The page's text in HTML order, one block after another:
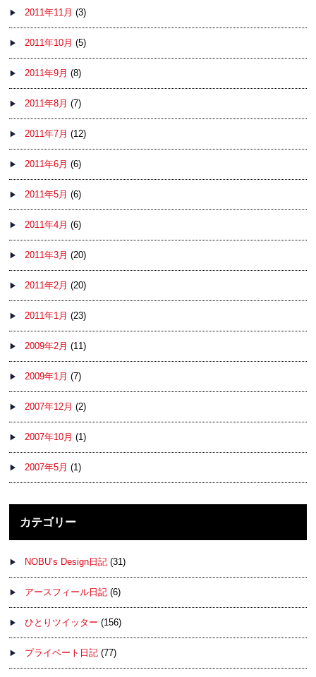
2011年11月 (3)
2011年10月 (5)
2011年9月 (8)
2011年8月 (7)
2011年7月 (12)
2011年6月 (6)
2011年5月 (6)
2011年4月 (6)
2011年3月 (20)
2011年2月 (20)
2011年1月 (23)
2009年2月 (11)
2009年1月 (7)
2007年12月 (2)
2007年10月 (1)
2007年5月 (1)
カテゴリー
NOBU’s Design日記 (31)
アースフィール日記 (6)
ひとりツイッター (156)
プライベート日記 (77)